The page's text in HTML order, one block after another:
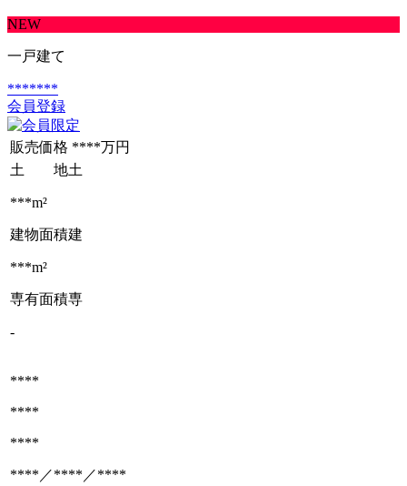
NEW
一戸建て
*******
会員登録
販売価格 ****万円
土 地土
***m²
建物面積建
***m²
専有面積専
-
****
****
****
****／****／****